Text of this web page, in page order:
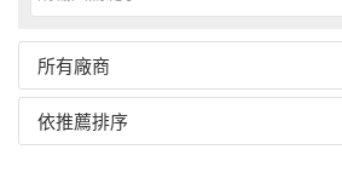
所有廠商
依推薦排序